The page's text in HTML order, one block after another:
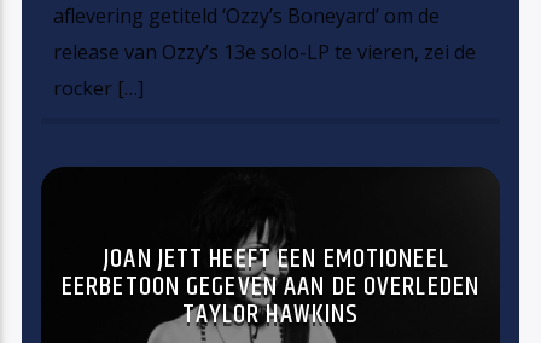
aflevering getiteld ‘Ozzy’s Boneyard’ om de
release van Ozzy’s 13e solo-LP te vieren, zei de
rocker […]
JOAN JETT HEEFT EEN EMOTIONEEL
EERBETOON GEGEVEN AAN DE OVERLEDEN
TAYLOR HAWKINS